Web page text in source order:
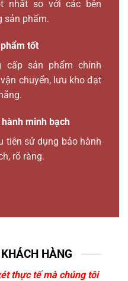
nhất so với các bên
sản phẩm.
tốt
cấp sản phẩm chính
chuyển, lưu kho đạt
minh bạch
tiên sử dụng bảo hành
rõ ràng.
HÀNG
thực tế mà chúng tôi